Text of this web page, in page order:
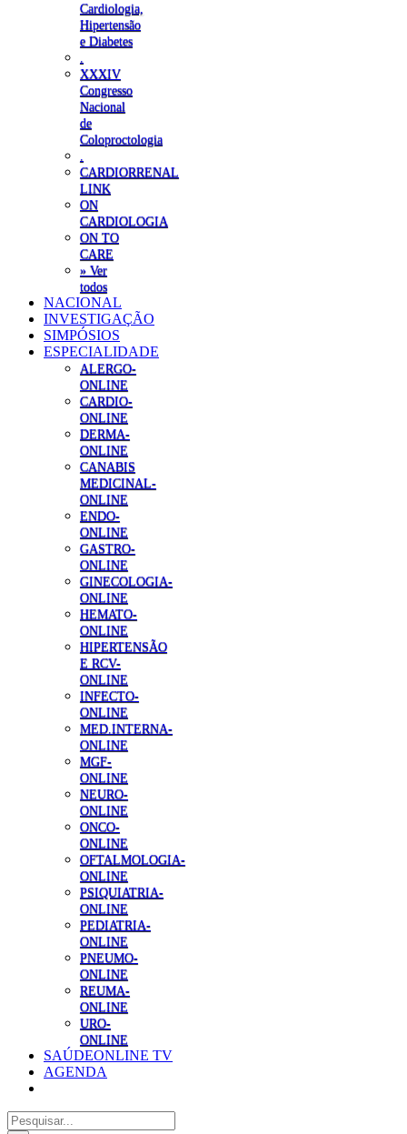
Cardiologia,
Hipertensão
e Diabetes
XXXIV
Congresso
Nacional
de
Coloproctologia
CARDIORRENAL
LINK
ON
CARDIOLOGIA
ON TO
CARE
» Ver
todos
NACIONAL
INVESTIGAÇÃO
SIMPÓSIOS
ESPECIALIDADE
ALERGO-
ONLINE
CARDIO-
ONLINE
DERMA-
ONLINE
CANABIS
MEDICINAL-
ONLINE
ENDO-
ONLINE
GASTRO-
ONLINE
GINECOLOGIA-
ONLINE
HEMATO-
ONLINE
HIPERTENSÃO
E RCV-
ONLINE
INFECTO-
ONLINE
MED.INTERNA-
ONLINE
MGF-
ONLINE
NEURO-
ONLINE
ONCO-
ONLINE
OFTALMOLOGIA-
ONLINE
PSIQUIATRIA-
ONLINE
PEDIATRIA-
ONLINE
PNEUMO-
ONLINE
REUMA-
ONLINE
URO-
ONLINE
SAÚDEONLINE TV
AGENDA
Pesquisar